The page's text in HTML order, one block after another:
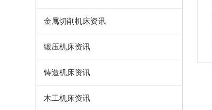
金属切削机床资讯
锻压机床资讯
铸造机床资讯
木工机床资讯